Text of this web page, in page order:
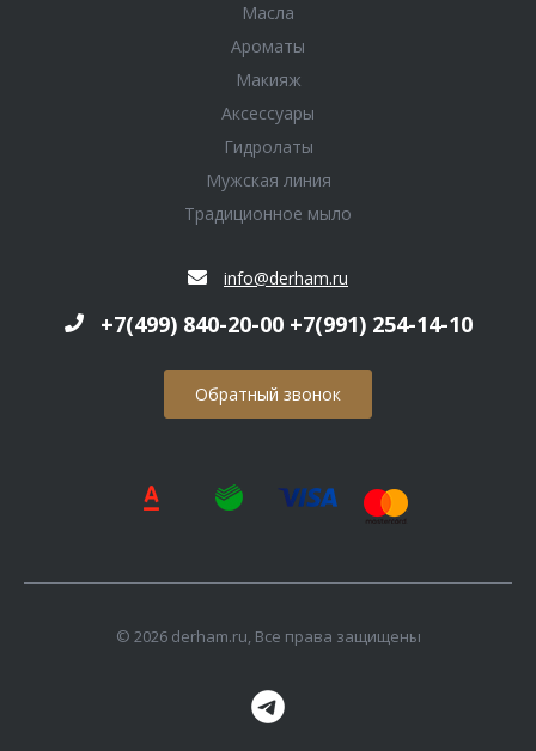
Масла
Ароматы
Макияж
Аксессуары
Гидролаты
Мужская линия
Традиционное мыло
info@derham.ru
+7(499) 840-20-00 +7(991) 254-14-10
Обратный звонок
© 2026 derham.ru, Все права защищены